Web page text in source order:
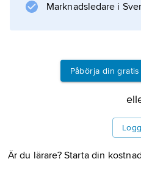
Marknadsledare i
Påbörja din
Är du lärare? Starta din